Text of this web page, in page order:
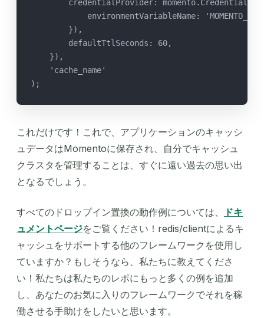
credentialProvider:
environmentVariableName:
        }),
        defaultTtlSeconds: 60,
    }),
    'cache_name'
);
これだけです！これで、アプリケーションのキャッシ
ュデータはMomentoに保存され、自分でキャッシュ
クラスタを管理することは、すぐに遠い過去の思い出
となるでしょう。
すべてのドロップイン置換の動作例については、
ドキ
ュメントページをご覧ください！redis/clientによるキ
ャッシュをサポートする他のフレームワークを使用し
ていますか？もしそうなら、私たちに教えてくださ
い！私たちは私たちのレポにもっと多くの例を追加
し、あなたのお気に入りのフレームワークでそれを稼
働させる手助けをしたいと思います。